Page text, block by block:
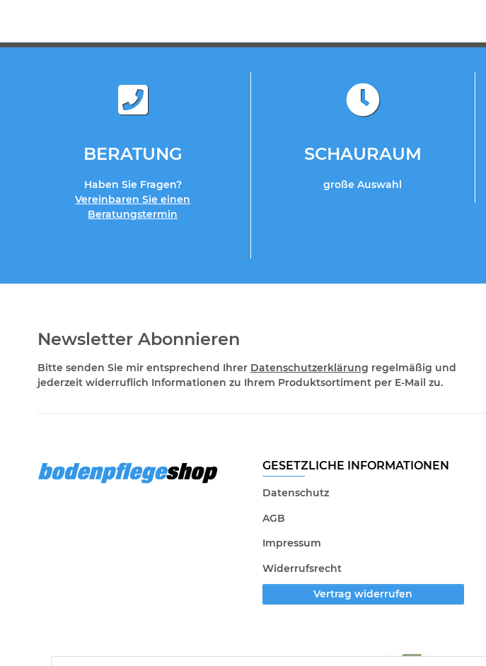
BERATUNG
Haben Sie Fragen?
Vereinbaren Sie einen
Beratungstermin
SCHAURAUM
große Auswahl
Newsletter Abonnieren
Bitte senden Sie mir entsprechend Ihrer Datenschutzerklärung regelmäßig und
jederzeit widerruflich Informationen zu Ihrem Produktsortiment per E-Mail zu.
GESETZLICHE INFORMATIONEN
Datenschutz
AGB
Impressum
Widerrufsrecht
Vertrag widerrufen